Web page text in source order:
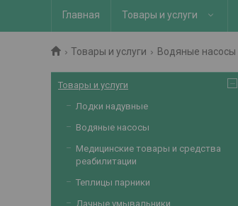
Главная Товары и услуги
Товары и услуги Водяные насосы
Товары и услуги
Лодки надувные
Водяные насосы
Медицинские товары и средства
реабилитации
Теплицы парники
Дачные умывальники